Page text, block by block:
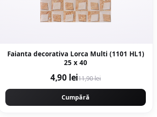
Faianta decorativa Lorca Multi (1101 HL1)
25 x 40
4,90 lei11,90 lei
Cumpără